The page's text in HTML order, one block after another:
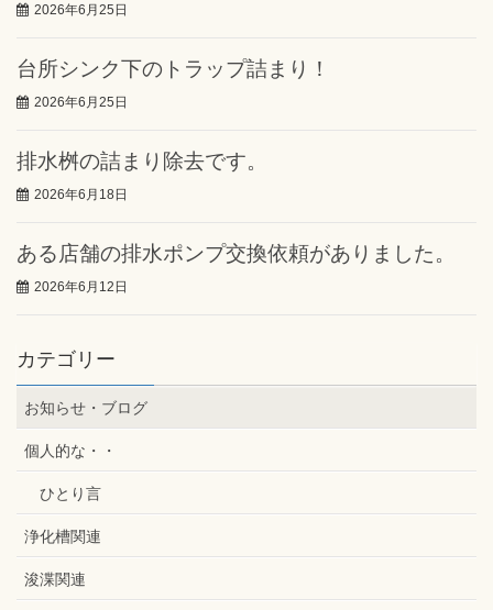
2026年6月25日
台所シンク下のトラップ詰まり！
2026年6月25日
排水桝の詰まり除去です。
2026年6月18日
ある店舗の排水ポンプ交換依頼がありました。
2026年6月12日
カテゴリー
お知らせ・ブログ
個人的な・・
ひとり言
浄化槽関連
浚渫関連